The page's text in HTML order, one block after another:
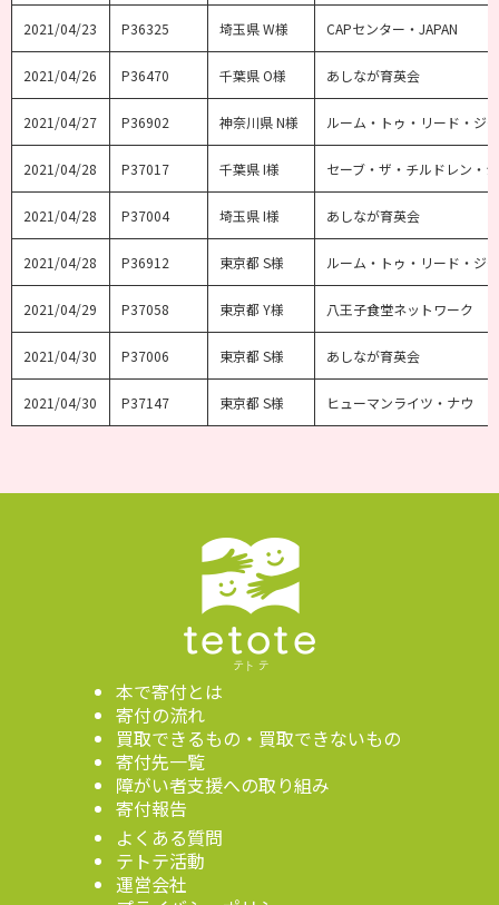
2021/04/23 P36325 埼玉県 W様 CAPセンター・JAPAN
2021/04/26 P36470 千葉県 O様 あしなが育英会
2021/04/27 P36902 神奈川県 N様 ルーム・トゥ・リード・ジ
2021/04/28 P37017 千葉県 I様 セーブ・ザ・チルドレン・
2021/04/28 P37004 埼玉県 I様 あしなが育英会
2021/04/28 P36912 東京都 S様 ルーム・トゥ・リード・ジ
2021/04/29 P37058 東京都 Y様 八王子食堂ネットワーク
2021/04/30 P37006 東京都 S様 あしなが育英会
2021/04/30 P37147 東京都 S様 ヒューマンライツ・ナウ
本で寄付とは
寄付の流れ
買取できるもの・買取できないもの
寄付先一覧
障がい者支援への取り組み
寄付報告
よくある質問
テトテ活動
運営会社